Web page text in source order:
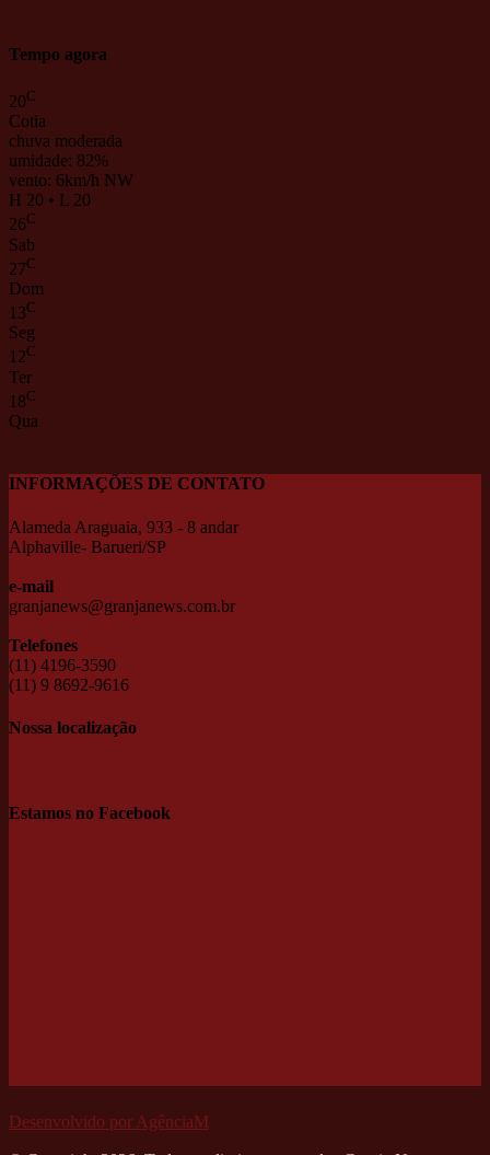
Tempo agora
20C
Cotia
chuva moderada
umidade: 82%
vento: 6km/h NW
H 20 • L 20
26C
Sab
27C
Dom
13C
Seg
12C
Ter
18C
Qua
INFORMAÇÕES DE CONTATO
Alameda Araguaia, 933 - 8 andar
Alphaville- Barueri/SP
e-mail
granjanews@granjanews.com.br
Telefones
(11) 4196-3590
(11) 9 8692-9616
Nossa localização
Estamos no Facebook
Desenvolvido por AgênciaM